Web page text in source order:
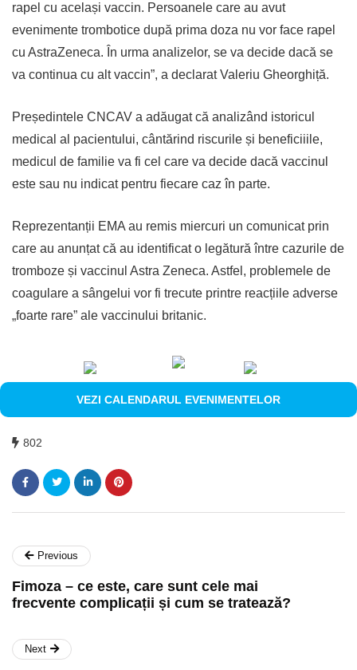
rapel cu același vaccin. Persoanele care au avut
evenimente trombotice după prima doza nu vor face rapel
cu AstraZeneca. În urma analizelor, se va decide dacă se
va continua cu alt vaccin”, a declarat Valeriu Gheorghiță.
Președintele CNCAV a adăugat că analizând istoricul
medical al pacientului, cântărind riscurile și beneficiiile,
medicul de familie va fi cel care va decide dacă vaccinul
este sau nu indicat pentru fiecare caz în parte.
Reprezentanții EMA au remis miercuri un comunicat prin
care au anunțat că au identificat o legătură între cazurile de
tromboze și vaccinul Astra Zeneca. Astfel, problemele de
coagulare a sângelui vor fi trecute printre reacțiile adverse
„foarte rare” ale vaccinului britanic.
VEZI CALENDARUL EVENIMENTELOR
802
Previous
Fimoza – ce este, care sunt cele mai
frecvente complicații și cum se tratează?
Next